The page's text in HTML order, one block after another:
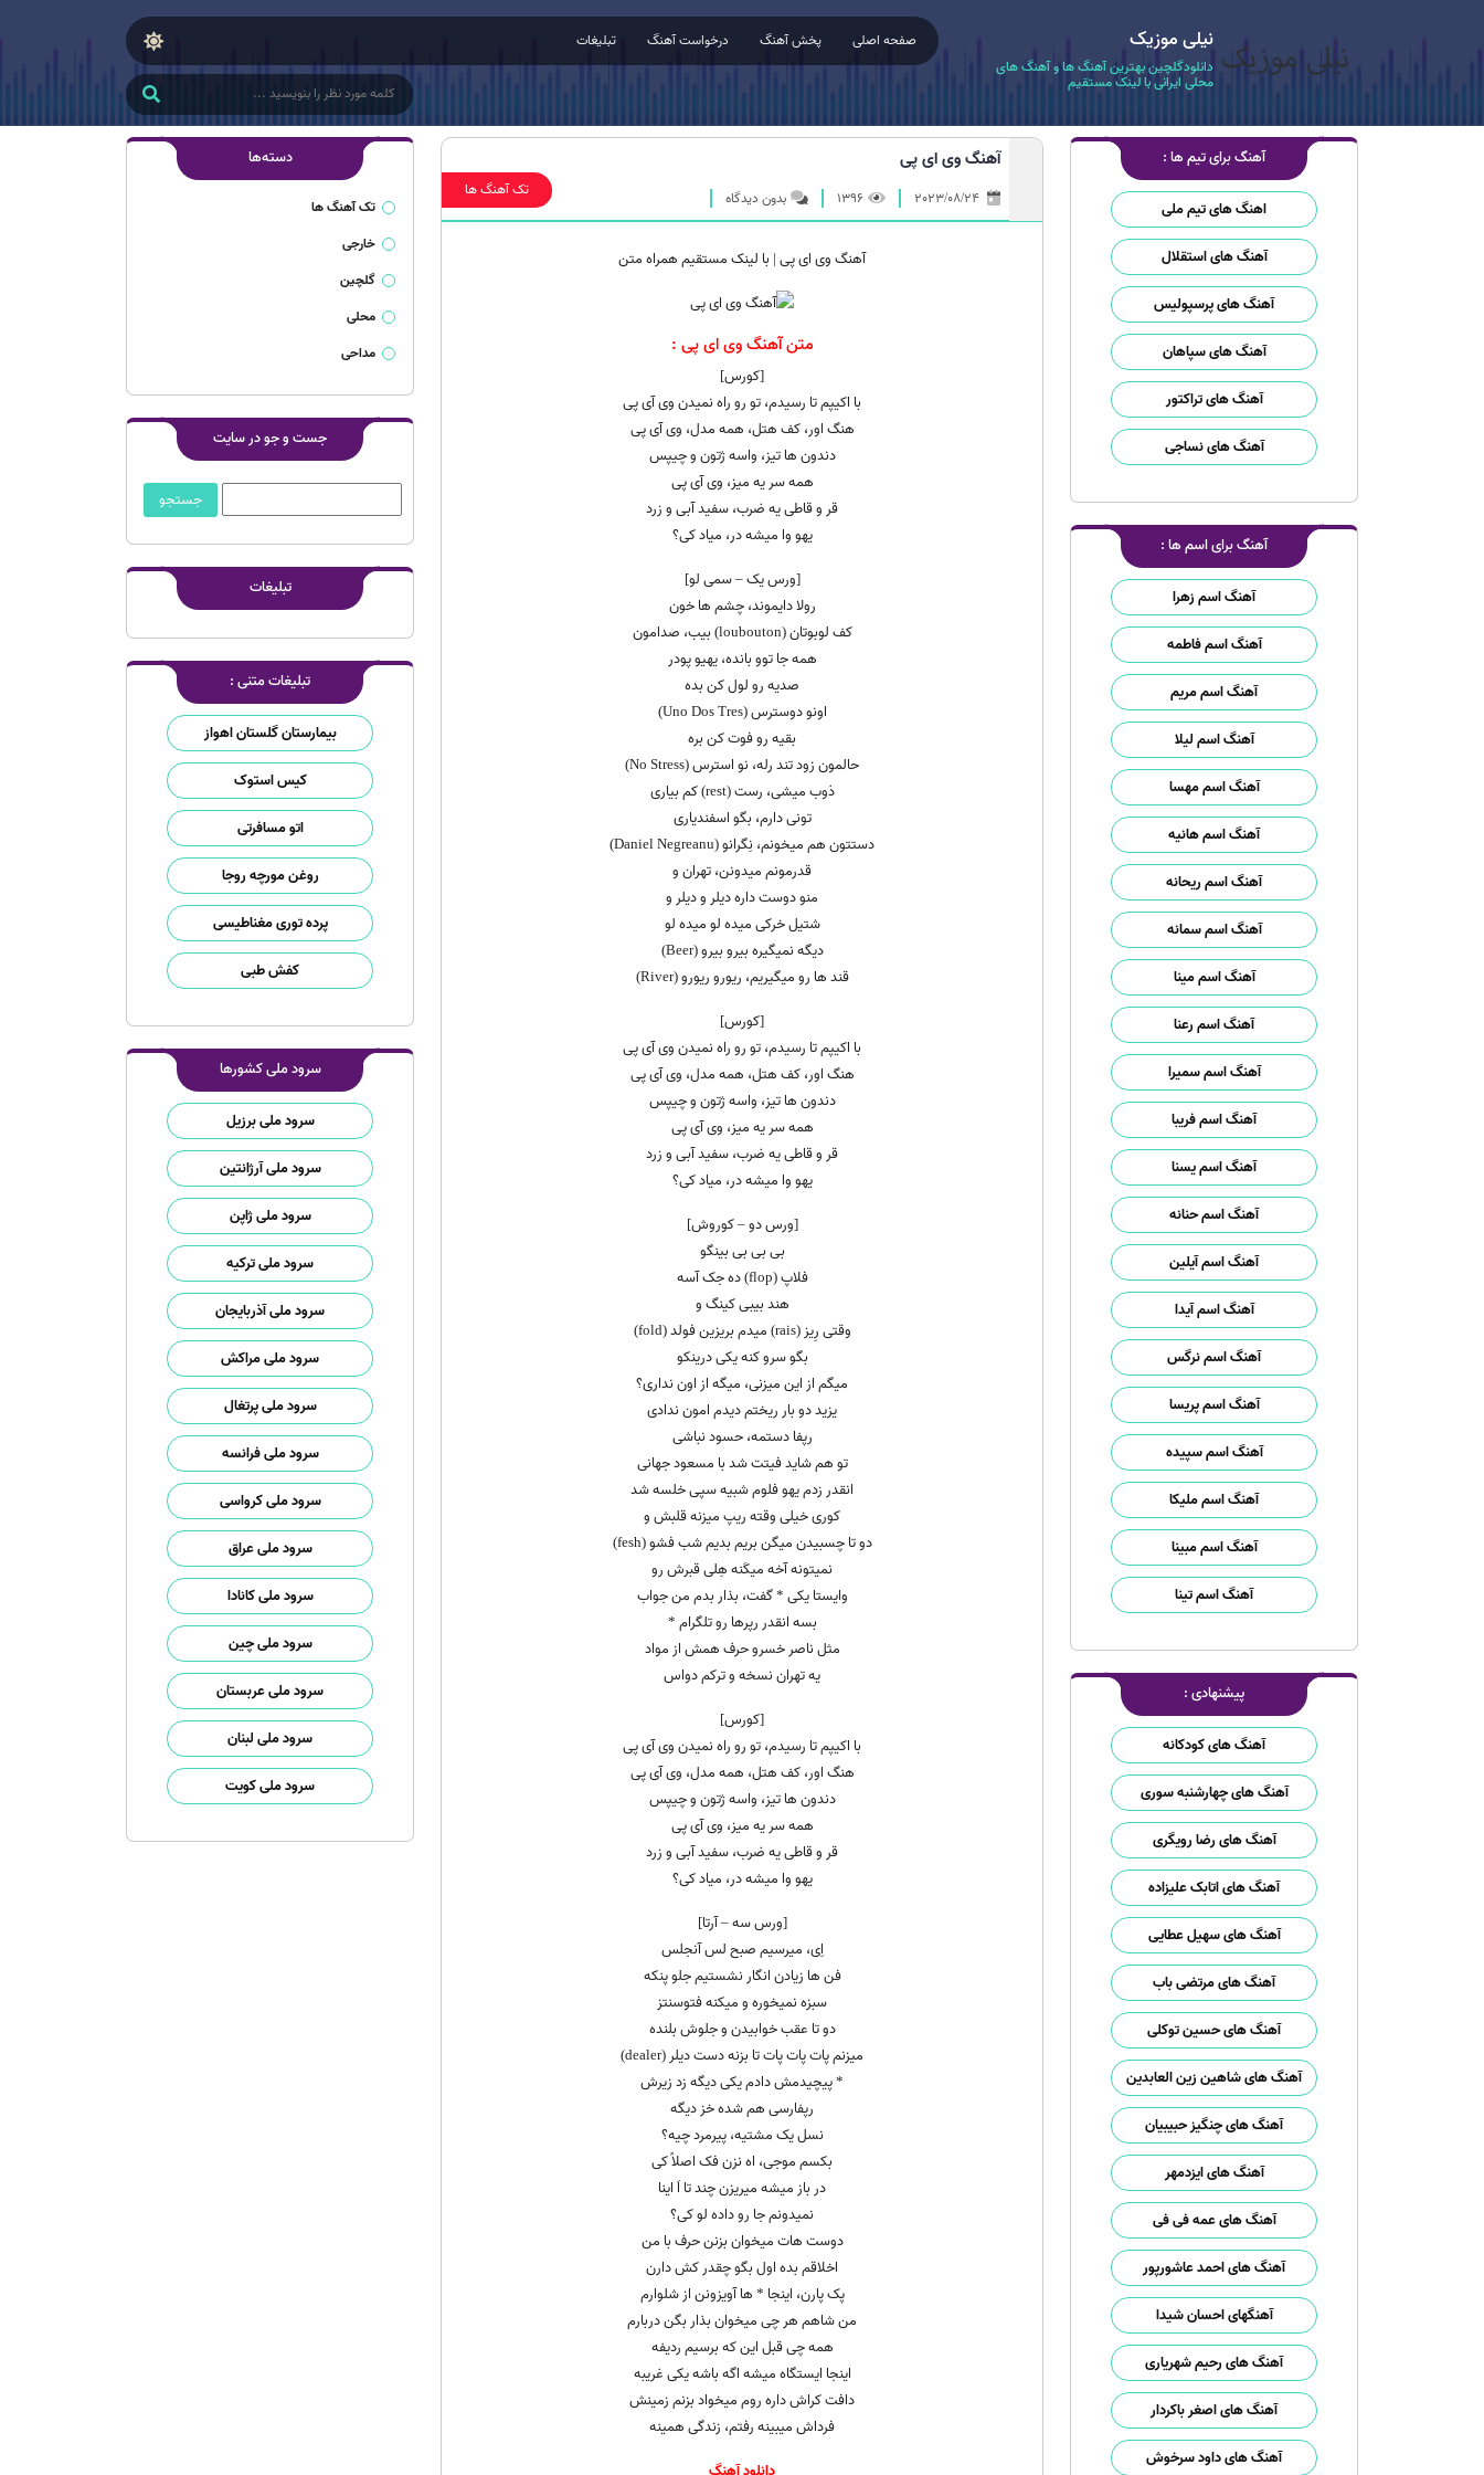
نیلی موزیک
دانلودگلچین بهترین آهنگ ها و آهنگ های
محلی ایرانی با لینک مستقیم
صفحه اصلی پخش آهنگ درخواست آهنگ تبلیغات
آهنگ برای تیم ها :
اهنگ های تیم ملی
آهنگ های استقلال
آهنگ های پرسپولیس
آهنگ های سپاهان
آهنگ های تراکتور
آهنگ های نساجی
آهنگ برای اسم ها :
آهنگ اسم زهرا
آهنگ اسم فاطمه
آهنگ اسم مریم
آهنگ اسم لیلا
آهنگ اسم مهسا
آهنگ اسم هانیه
آهنگ اسم ریحانه
آهنگ اسم سمانه
آهنگ اسم مینا
آهنگ اسم رعنا
آهنگ اسم سمیرا
آهنگ اسم فریبا
آهنگ اسم یسنا
آهنگ اسم حنانه
آهنگ اسم آیلین
آهنگ اسم آیدا
آهنگ اسم نرگس
آهنگ اسم پریسا
آهنگ اسم سپیده
آهنگ اسم ملیکا
آهنگ اسم مبینا
آهنگ اسم تینا
پیشنهادی :
آهنگ های کودکانه
آهنگ های چهارشنبه سوری
آهنگ های رضا رویگری
آهنگ های اتابک علیزاده
آهنگ های سهیل عطایی
آهنگ های مرتضی باب
آهنگ های حسین توکلی
آهنگ های شاهین زین العابدین
آهنگ های چنگیز حبیبیان
آهنگ های ایزدمهر
آهنگ های عمه فی فی
آهنگ های احمد عاشورپور
آهنگهای احسان شیدا
آهنگ های رحیم شهریاری
آهنگ های اصغر باکردار
آهنگ های داود سرخوش
آهنگ وی ای پی
1396 بدون دیدگاه تک آهنگ ها
آهنگ وی ای پی | با لینک مستقیم همراه متن
متن آهنگ وی ای پی :
[کورس]
با اکیپم تا رسیدم، تو رو راه نمیدن وی آی پی
هنگ اور، کف هتل، همه مدل، وی آی پی
دندون ها تیز، واسه ژتون و چیپس
همه سر یه میز، وی آی پی
قر و قاطی یه ضرب، سفید آبی و زرد
یهو وا میشه در، میاد کی؟
[ورس یک – سمی لو]
رولا دایموند، چشم ها خون
کف لوبوتان (loubouton) بیب، صدامون
همه جا توو بانده، یهیو پودر
صدیه رو لول کن بده
اونو دوسترس (Uno Dos Tres)
بقیه رو فوت کن بره
حالمون زود تند رله، نو استرس (No Stress)
ذوب میشی، رست (rest) کم بیاری
تونی دارم، بگو اسفندیاری
دستتون هم میخونم، نِگرانو (Daniel Negreanu)
قدرمونم میدونن، تهران و
منو دوست داره دیلر و دیلر و
شتیل خرکی میده لو میده لو
دیگه نمیگیره بیرو بیرو (Beer)
قند ها رو میگیریم، ریورو ریورو (River)
[کورس]
با اکیپم تا رسیدم، تو رو راه نمیدن وی آی پی
هنگ اور، کف هتل، همه مدل، وی آی پی
دندون ها تیز، واسه ژتون و چیپس
همه سر یه میز، وی آی پی
قر و قاطی یه ضرب، سفید آبی و زرد
یهو وا میشه در، میاد کی؟
[ورس دو – کوروش]
بی بی بی بینگو
فلاپ (flop) ده جک آسه
هند بیبی کینگ و
وقتی رِیز (rais) میدم بریزین فولد (fold)
بگو سرو کنه یکی درینکو
میگم از این میزنی، میگه از اون نداری؟
یزید دو بار ریختم دیدم امون ندادی
رپفا دستمه، حسود نباشی
تو هم شاید فیتت شد با مسعود جهانی
انقدر زدم یهو فلوم شبیه سپی خلسه شد
کوری خیلی وقته ریپ میزنه قلبش و
دو تا چسبیدن میگن بریم بدیم شب فشو (fesh)
نمیتونه آخه میکَنه هِلی قبرش رو
وایستا یکی * گفت، بذار بدم من جواب
بسه انقدر رپرها رو تلگرام *
مثل ناصر خسرو حرف همش از مواد
یه تهران نسخه و ترکم دواس
[کورس]
با اکیپم تا رسیدم، تو رو راه نمیدن وی آی پی
هنگ اور، کف هتل، همه مدل، وی آی پی
دندون ها تیز، واسه ژتون و چیپس
همه سر یه میز، وی آی پی
قر و قاطی یه ضرب، سفید آبی و زرد
یهو وا میشه در، میاد کی؟
[ورس سه – آرتا]
اِی، میرسیم صبح لس آنجلس
فن ها زیادن انگار نشستیم جلو پنکه
سبزه نمیخوره و میکنه فتوسنتز
دو تا عقب خوابیدن و جلوش بلنده
میزنم پات پات پات تا بزنه دست دیلر (dealer)
* پیچیدمش دادم یکی دیگه زد زیرش
رپفارسی هم شده خز دیگه
نسل یک مشتیه، پیرمرد چیه؟
بکسم موجی، اه نزن فک اصلاً کی
در باز میشه میریزن چند تا اَ اینا
نمیدونم جا رو داده لو کی؟
دوست هات میخوان بزنن حرف با من
اخلاقم بده اول بگو چقدر کش دارن
پک پارن، اینجا * ها آویزونن از شلوارم
من شاهم هر چی میخوان بذار بگن دربارم
همه چی قبل این که برسیم ردیفه
اینجا ایستگاه میشه اگه باشه یکی غریبه
دافت کراش داره روم میخواد بزنم زمینش
فرداش میبینه رفتم، زندگی همینه
دسته‌ها
تک آهنگ ها
خارجی
گلچین
محلی
مداحی
جست و جو در سایت
تبلیغات
تبلیغات متنی :
بیمارستان گلستان اهواز
کیس استوک
اتو مسافرتی
روغن مورچه روجا
پرده توری مغناطیسی
کفش طبی
سرود ملی کشورها
سرود ملی برزیل
سرود ملی آرژانتین
سرود ملی ژاپن
سرود ملی ترکیه
سرود ملی آذربایجان
سرود ملی مراکش
سرود ملی پرتغال
سرود ملی فرانسه
سرود ملی کرواسی
سرود ملی عراق
سرود ملی کانادا
سرود ملی چین
سرود ملی عربستان
سرود ملی لبنان
سرود ملی کویت